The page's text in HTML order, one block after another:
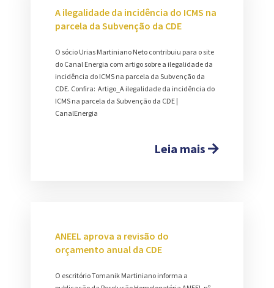
A ilegalidade da incidência do ICMS na
parcela da Subvenção da CDE
O sócio Urias Martiniano Neto contribuiu para o site
do Canal Energia com artigo sobre a ilegalidade da
incidência do ICMS na parcela da Subvenção da
CDE. Confira: Artigo_A ilegalidade da incidência do
ICMS na parcela da Subvenção da CDE |
CanalEnergia
Leia mais
ANEEL aprova a revisão do
orçamento anual da CDE
O escritório Tomanik Martiniano informa a